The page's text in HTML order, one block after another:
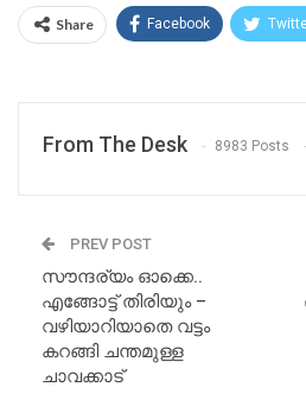
Share Facebook
From The Desk 8983 Posts
PREV POST
സൗന്ദര്യം ഓക്കെ..
എങ്ങോട്ട് തിരിയും –
വഴിയാറിയാതെ വട്ടം
കറങ്ങി ചന്തമുള്ള
ചാവക്കാട്